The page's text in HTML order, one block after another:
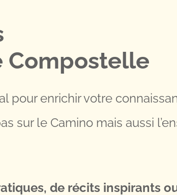
Compostelle
pour enrichir votre
sur le Camino mais aussi
de récits inspirants